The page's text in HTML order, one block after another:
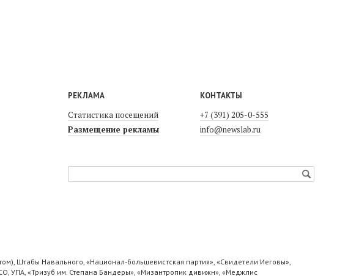
РЕКЛАМА
Статистика посещений
Размещение рекламы
КОНТАКТЫ
+7 (391) 205-0-555
info@newslab.ru
Штабы Навального, «Национал-большевистская партия», «Свидетели Иеговы»,
УПА, «Тризуб им. Степана Бандеры», «Мизантропик дивижн», «Меджлис